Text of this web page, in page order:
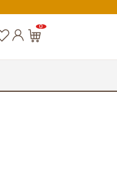
ー
ジ
0